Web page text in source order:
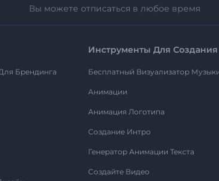
Вы можете отписаться в любое время
Брендинга
Инструменты Для
Бесплатный Визуализатор
Анимации
Анимация Логотипа
Создание Интро
Генератор Анимации Текста
Создайте Видео